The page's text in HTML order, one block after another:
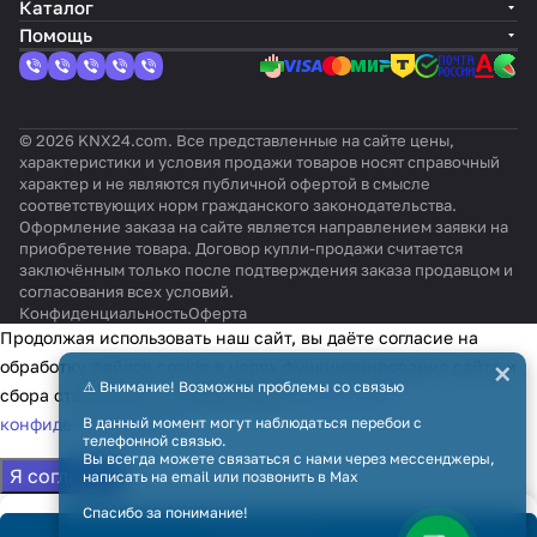
Каталог
Помощь
© 2026 KNX24.com. Все представленные на сайте цены,
характеристики и условия продажи товаров носят справочный
характер и не являются публичной офертой в смысле
соответствующих норм гражданского законодательства.
Оформление заказа на сайте является направлением заявки на
приобретение товара. Договор купли-продажи считается
заключённым только после подтверждения заказа продавцом и
согласования всех условий.
КонфиденциальностьОферта
⚠️ Внимание! Возможны проблемы со связью
В данный момент могут наблюдаться перебои с
телефонной связью.
Вы всегда можете связаться с нами через мессенджеры,
написать на email или позвонить в Max
Спасибо за понимание!
×
Продолжая использовать наш сайт, вы даёте согласие на
обработку файлов cookie в целях функционирования сайта и
сбора статистики в соответствии сполитикой
конфиденциальности
Я согласен